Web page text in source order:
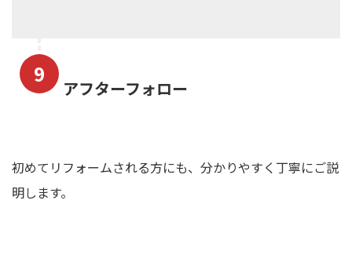
アフターフォロー
初めてリフォームされる方にも、分かりやすく丁寧にご説
明します。